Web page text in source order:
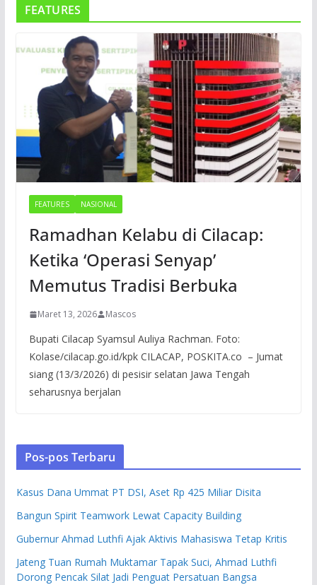
FEATURES
FEATURES NASIONAL
Ramadhan Kelabu di Cilacap:
Ketika ‘Operasi Senyap’
Memutus Tradisi Berbuka
Maret 13, 2026 Mascos
Bupati Cilacap Syamsul Auliya Rachman. Foto:
Kolase/cilacap.go.id/kpk CILACAP, POSKITA.co – Jumat
siang (13/3/2026) di pesisir selatan Jawa Tengah
seharusnya berjalan
Pos-pos Terbaru
Kasus Dana Ummat PT DSI, Aset Rp 425 Miliar Disita
Bangun Spirit Teamwork Lewat Capacity Building
Gubernur Ahmad Luthfi Ajak Aktivis Mahasiswa Tetap Kritis
Jateng Tuan Rumah Muktamar Tapak Suci, Ahmad Luthfi
Dorong Pencak Silat Jadi Penguat Persatuan Bangsa